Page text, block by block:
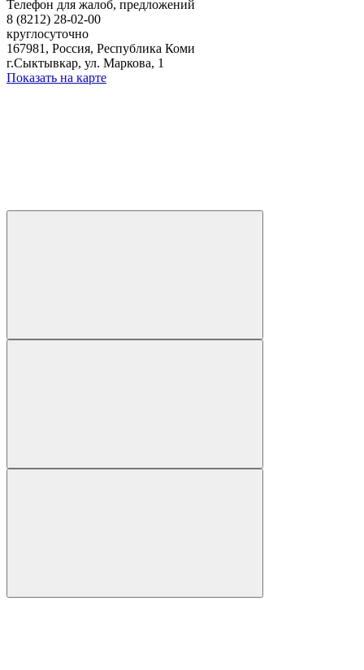
Телефон для жалоб, предложений
8 (8212) 28-02-00
круглосуточно
167981, Россия, Республика Коми
г.Сыктывкар, ул. Маркова, 1
Показать на карте